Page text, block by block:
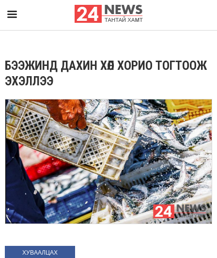
БЭЭЖИНД ДАХИН ХӨЛ ХОРИО ТОГТООЖ
ЭХЭЛЛЭЭ
ХУВААЛЦАХ